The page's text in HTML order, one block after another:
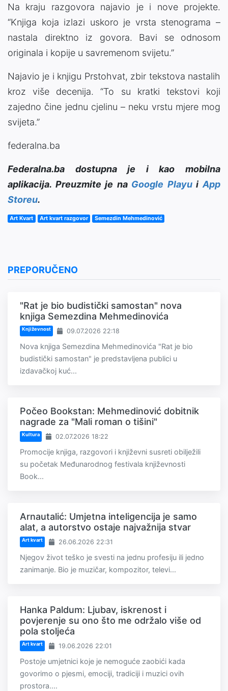
Na kraju razgovora najavio je i nove projekte.
“Knjiga koja izlazi uskoro je vrsta stenograma –
nastala direktno iz govora. Bavi se odnosom
originala i kopije u savremenom svijetu.”
Najavio je i knjigu Prstohvat, zbir tekstova nastalih
kroz više decenija. “To su kratki tekstovi koji
zajedno čine jednu cjelinu – neku vrstu mjere mog
svijeta.”
federalna.ba
Federalna.ba dostupna je i kao mobilna
aplikacija. Preuzmite je na Google PlayuiApp
Storeu.
Art Kvart Art kvart razgovor Semezdin Mehmedinović
PREPORUČENO
"Rat je bio budistički samostan" nova
knjiga Semezdina Mehmedinovića
Književnost 09.07.2026 22:18
Nova knjiga Semezdina Mehmedinovića "Rat je bio
budistički samostan" je predstavljena publici u
izdavačkoj kuć...
Počeo Bookstan: Mehmedinović dobitnik
nagrade za "Mali roman o tišini"
Kultura 02.07.2026 18:22
Promocije knjiga, razgovori i književni susreti obilježili
su početak Međunarodnog festivala književnosti
Book...
Arnautalić: Umjetna inteligencija je samo
alat, a autorstvo ostaje najvažnija stvar
Art kvart 26.06.2026 22:31
Njegov život teško je svesti na jednu profesiju ili jedno
zanimanje. Bio je muzičar, kompozitor, televi...
Hanka Paldum: Ljubav, iskrenost i
povjerenje su ono što me održalo više od
pola stoljeća
Art kvart 19.06.2026 22:01
Postoje umjetnici koje je nemoguće zaobići kada
govorimo o pjesmi, emociji, tradiciji i muzici ovih
prostora....